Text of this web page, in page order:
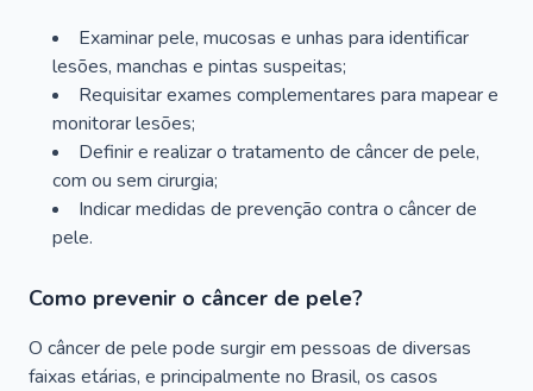
Examinar pele, mucosas e unhas para identificar
lesões, manchas e pintas suspeitas;
Requisitar exames complementares para mapear e
monitorar lesões;
Definir e realizar o tratamento de câncer de pele,
com ou sem cirurgia;
Indicar medidas de prevenção contra o câncer de
pele.
Como prevenir o câncer de pele?
O câncer de pele pode surgir em pessoas de diversas
faixas etárias, e principalmente no Brasil, os casos